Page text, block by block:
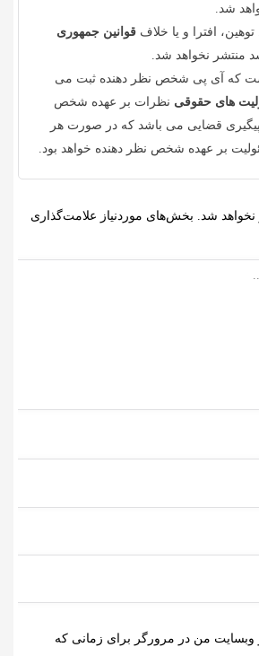
شد.
افترا و یا خلافقوانین جمهوری
نخواهد شد.
که آی پی شخص نظر دهنده ثبت می
های حقوقینظرات بر عهده شخص
قضایی می باشد که در صورت هر
بر عهده شخص نظر دهنده خواهد بود.
شد. بخش‌های موردنیاز علامت‌گذاری
من در مرورگر برای زمانی که